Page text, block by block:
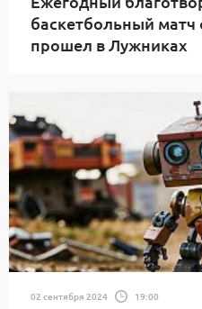
баскетбольный
прошел в Лужниках
02 сентября 2024 19:00